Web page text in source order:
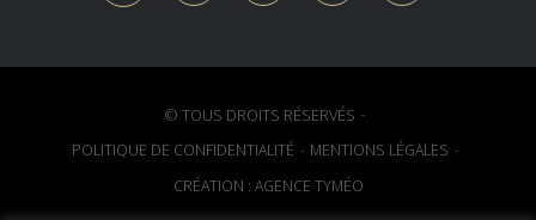
© TOUS DROITS RÉSERVÉS
POLITIQUE DE CONFIDENTIALITÉ
MENTIONS LÉGALES
CRÉATION : AGENCE TYMÉO